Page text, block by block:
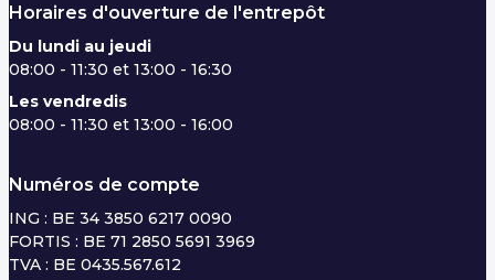
Horaires d'ouverture de l'entrepôt
Du lundi au jeudi
08:00 - 11:30 et 13:00 - 16:30
Les vendredis
08:00 - 11:30 et 13:00 - 16:00
Numéros de compte
ING : BE 34 3850 6217 0090
FORTIS : BE 71 2850 5691 3969
TVA : BE 0435.567.612